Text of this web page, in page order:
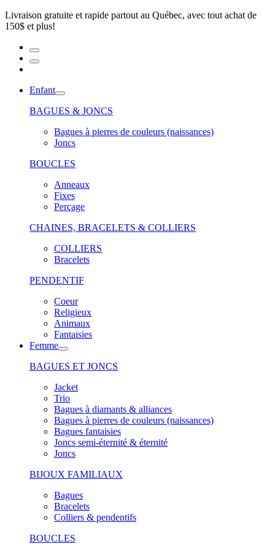
Livraison gratuite et rapide partout au Québec, avec tout achat de
150$ et plus!
Enfant
BAGUES & JONCS
Bagues à pierres de couleurs (naissances)
Joncs
BOUCLES
Anneaux
Fixes
Perçage
CHAINES, BRACELETS & COLLIERS
COLLIERS
Bracelets
PENDENTIF
Coeur
Religieux
Animaux
Fantaisies
Femme
BAGUES ET JONCS
Jacket
Trio
Bagues à diamants & alliances
Bagues à pierres de couleurs (naissances)
Bagues fantaisies
Joncs semi-éternité & éternité
Joncs
BIJOUX FAMILIAUX
Bagues
Bracelets
Colliers & pendentifs
BOUCLES